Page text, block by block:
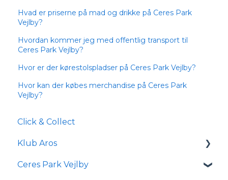
Hvad er priserne på mad og drikke på Ceres Park
Vejlby?
Hvordan kommer jeg med offentlig transport til
Ceres Park Vejlby?
Hvor er der kørestolspladser på Ceres Park Vejlby?
Hvor kan der købes merchandise på Ceres Park
Vejlby?
Click & Collect
Klub Aros
Om Klub Aros
Ceres Park Vejlby